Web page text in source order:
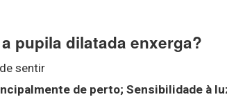
pupila dilatada enxerga?
sentir
de perto; Sensibilidade à